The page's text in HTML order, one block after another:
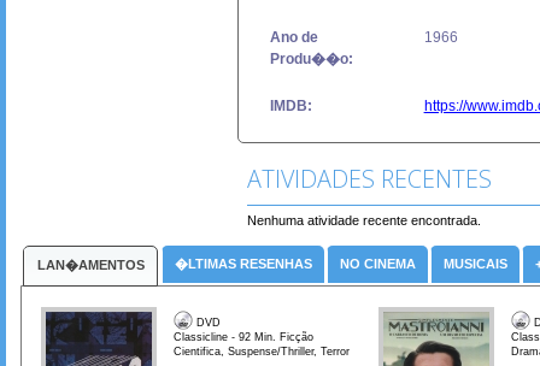
Ano de
Produ��o:
1966
IMDB: https://
ATIVIDADES RECENTES
Nenhuma atividade recente encontrada.
LAN�AMENTOS �LTIMAS RESENHAS NO CINEMA MUSICAIS
DVD
Classicline - 92 Min. Ficção
Cientifica, Suspense/Thriller, Terror